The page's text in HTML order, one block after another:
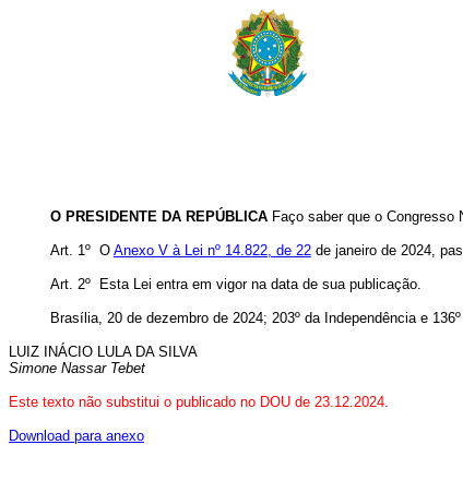
O PRESIDENTE DA REPÚBLICAFaço saber que o Congresso
Art. 1º O Anexo V à Lei nº 14.822, de 22de janeiro de 2024,
Art. 2º Esta Lei entra em vigor na data de sua publicação.
Brasília, 20 de dezembro de 2024; 203º da Independência e
LUIZ INÁCIO LULA DA SILVA
Simone Nassar Tebet
Este texto não substitui o publicado no DOU de 23.12.2024.
Download para anexo